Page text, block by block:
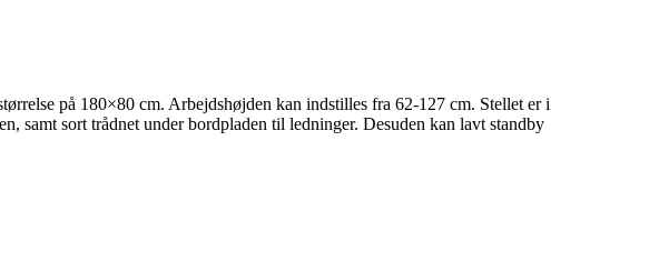
på 180×80 cm. Arbejdshøjden kan indstilles fra 62-127 cm. Stellet er i
samt sort trådnet under bordpladen til ledninger. Desuden kan lavt standby